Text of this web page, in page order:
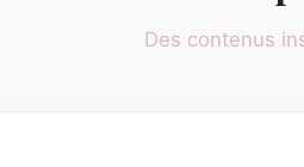
Des contenus